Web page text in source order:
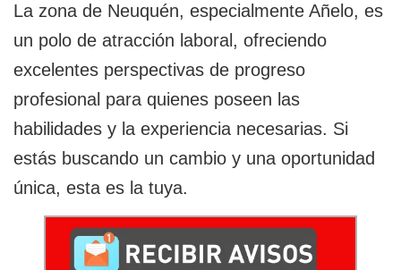
La zona de Neuquén, especialmente Añelo, es
un polo de atracción laboral, ofreciendo
excelentes perspectivas de progreso
profesional para quienes poseen las
habilidades y la experiencia necesarias. Si
estás buscando un cambio y una oportunidad
única, esta es la tuya.